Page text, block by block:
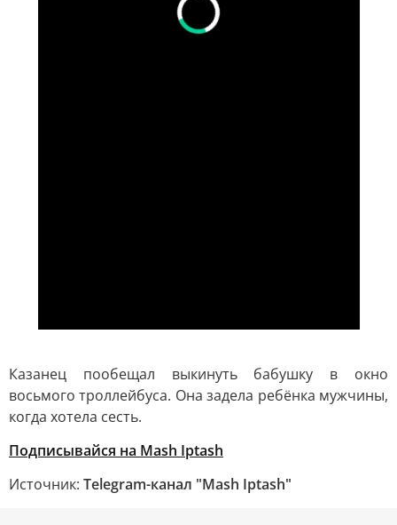
Казанец пообещал выкинуть бабушку в окно
восьмого троллейбуса. Она задела ребёнка мужчины,
когда хотела сесть.
Подписывайся на Mash Iptash
Источник: Telegram-канал "Mash Iptash"